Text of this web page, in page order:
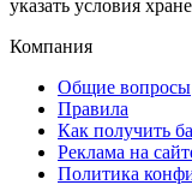
указать условия
Компания
Общие вопросы
Правила
Как получить
Реклама на
Политика